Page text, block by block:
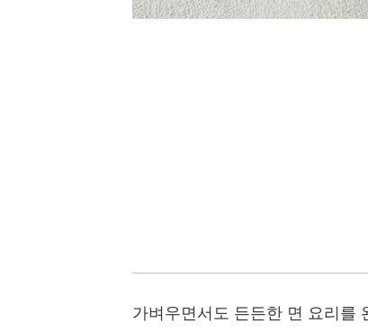
가벼우면서도 든든한 면 요리를